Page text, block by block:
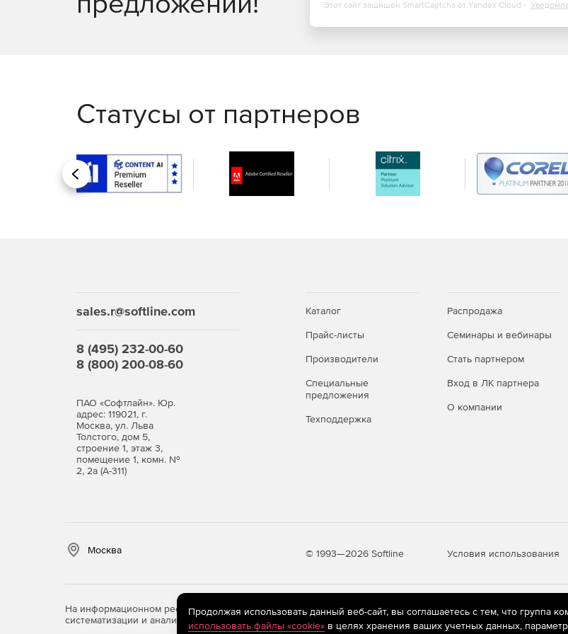
для аудита, которые можно настраивать, планировать и распространять по мере необходимости.
Этот сайт защищен SmartCaptcha от Yandex Cloud -
Статусы от партнеров
Назад
sales.r@softline.com
8 (495) 232-00-60
8 (800) 200-08-60
ПАО «Софтлайн». Юр.
адрес: 119021, г.
Москва, ул. Льва
Толстого, дом 5,
строение 1, этаж 3,
помещение 1, комн. №
2, 2а (А-311)
Каталог
Прайс-листы
Производители
Специальные
предложения
Техподдержка
Распродажа
Семинары и вебинары
Стать партнером
Вход в ЛК партнера
О компании
Москва © 1993—2026 Softline Условия использования
На информационном ресурсе store.softline.ru применяютсярекомендательные технологии
систематизации и анализа сведений, относящихся к предпочтениям пользователей сети «Интернет»,
Продолжая использовать данный веб-сайт, вы соглашаетесь с тем, что группа
использовать файлы «cookie»в целях хранения ваших учетных данных,